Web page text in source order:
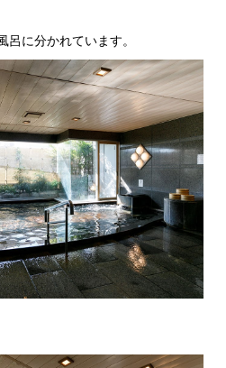
呂に分かれています。